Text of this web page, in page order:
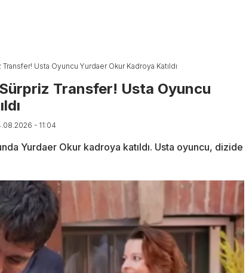
Usta Oyuncu Yurdaer Okur Kadroya Katıldı
Transfer! Usta Oyuncu
- 11:04
Yurdaer Okur kadroya katıldı. Usta oyuncu, dizide